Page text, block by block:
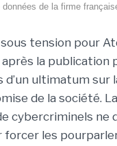
de la firme
tension pour
la publication
ultimatum sur
de la société.
cybercriminels ne
forcer les